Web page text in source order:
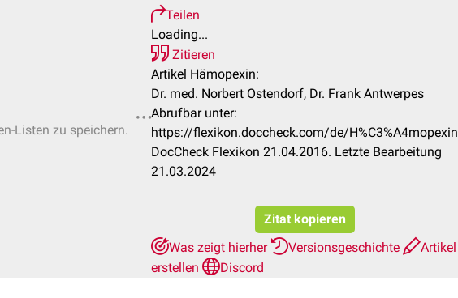
Listen zu speichern.
Teilen
Loading...
Zitieren
Artikel Hämopexin:
Dr. med. Norbert Ostendorf, Dr. Frank Antwerpes
Abrufbar unter:
https://flexikon.doccheck.com/de/H%C3%A4mopexin
DocCheck Flexikon 21.04.2016. Letzte Bearbeitung
21.03.2024
Zitat kopieren
Was zeigt hierher
Versionsgeschichte
Artikel
erstellen
Discord